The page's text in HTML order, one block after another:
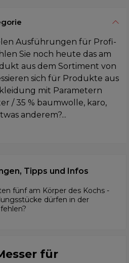
Ausführungen für Profi-
Sie noch heute das am
aus dem Sortiment von
sich für Produkte aus
mit Parametern
/ 35 % baumwolle, karo,
anderem?...
Tipps und Infos
fünf am Körper des Kochs -
dürfen in der
für